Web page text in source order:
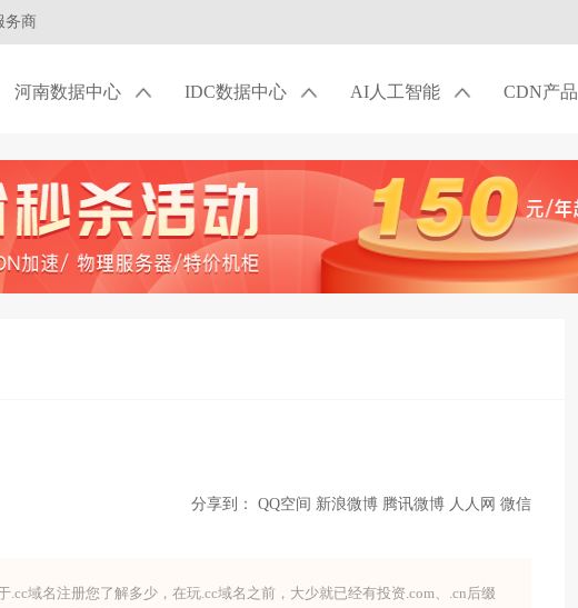
务商
河南数据中心 IDC数据中心 AI人工智能 CDN产品
分享到： QQ空间 新浪微博 腾讯微博 人人网 微信
.cc域名注册您了解多少，在玩.cc域名之前，大少就已经有投资.com、.cn后缀